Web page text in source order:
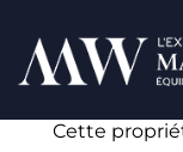
Cette